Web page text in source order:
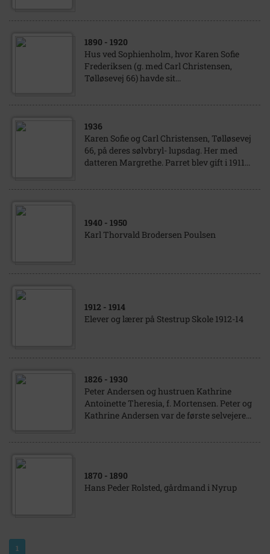
1890 - 1920
Hus ved Sophienholm, hvor Karen Sofie
Frederiksen (g. med Carl Christensen,
Tølløsevej 66) havde sit...
1936
Karen Sofie og Carl Christensen, Tølløsevej
66, på deres sølvbryl- lupsdag. Her med
datteren Margrethe. Parret blev gift i 1911...
1940 - 1950
Karl Thorvald Brodersen Poulsen
1912 - 1914
Elever og lærer på Stestrup Skole 1912-14
1826 - 1930
Peter Andersen og hustruen Kathrine
Antoinette Theresia, f. Mortensen. Peter og
Kathrine Andersen var de første selvejere...
1870 - 1890
Hans Peder Rolsted, gårdmand i Nyrup
1